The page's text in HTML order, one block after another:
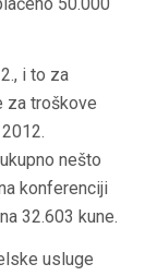
i to za
za troškove
nešto
konferenciji
32.603 kune.
usluge